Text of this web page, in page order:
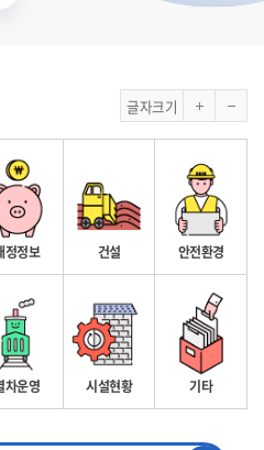
글자크기
정정보 건설 안전환경
차운영 시설현황 기타